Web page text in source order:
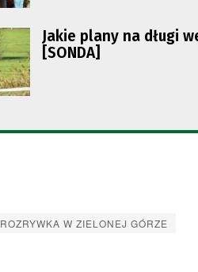
Jakie plany na długi
[SONDA]
ROZRYWKA W ZIELONEJ GÓRZE